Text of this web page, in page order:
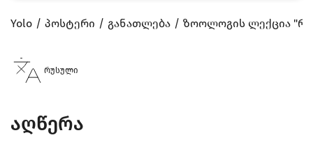
Yolo პოსტერი განათლება ზოოლოგის ლექცია
რუსული
აღწერა